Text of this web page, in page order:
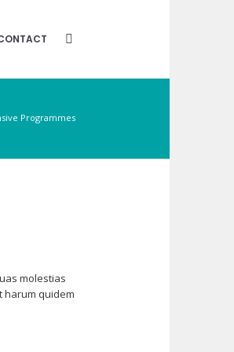
Programmes
molestias
harum quidem